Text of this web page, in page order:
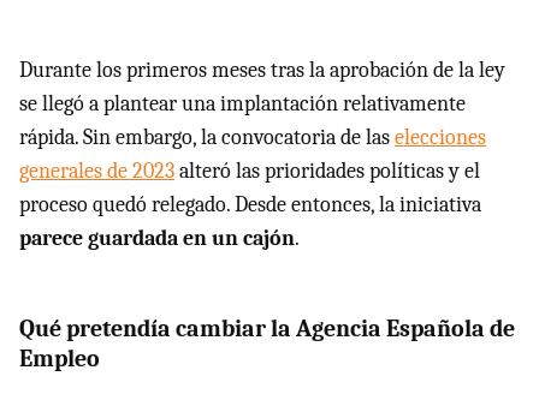
Durante los primeros meses tras la aprobación de la ley
se llegó a plantear una implantación relativamente
rápida. Sin embargo, la convocatoria de laselecciones
generales de 2023alteró las prioridades políticas y el
proceso quedó relegado. Desde entonces, la iniciativa
parece guardada en un cajón.
Qué pretendía cambiar la Agencia Española de
Empleo